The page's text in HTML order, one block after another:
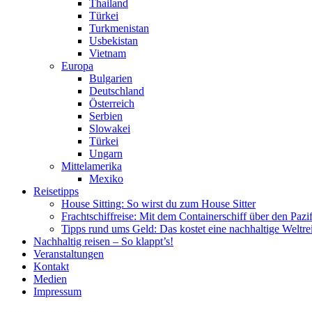
Thailand
Türkei
Turkmenistan
Usbekistan
Vietnam
Europa
Bulgarien
Deutschland
Österreich
Serbien
Slowakei
Türkei
Ungarn
Mittelamerika
Mexiko
Reisetipps
House Sitting: So wirst du zum House Sitter
Frachtschiffreise: Mit dem Containerschiff über den
Tipps rund ums Geld: Das kostet eine nachhaltige
Nachhaltig reisen – So klappt’s!
Veranstaltungen
Kontakt
Medien
Impressum